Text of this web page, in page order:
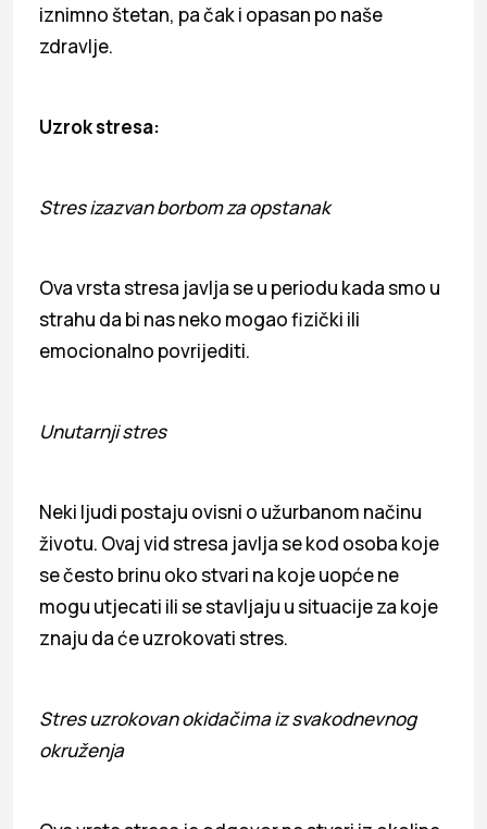
iznimno štetan, pa čak i opasan po naše
zdravlje.
Uzrok stresa:
Stres izazvan borbom za opstanak
Ova vrsta stresa javlja se u periodu kada smo u
strahu da bi nas neko mogao fizički ili
emocionalno povrijediti.
Unutarnji stres
Neki ljudi postaju ovisni o užurbanom načinu
životu. Ovaj vid stresa javlja se kod osoba koje
se često brinu oko stvari na koje uopće ne
mogu utjecati ili se stavljaju u situacije za koje
znaju da će uzrokovati stres.
Stres uzrokovan okidačima iz svakodnevnog
okruženja